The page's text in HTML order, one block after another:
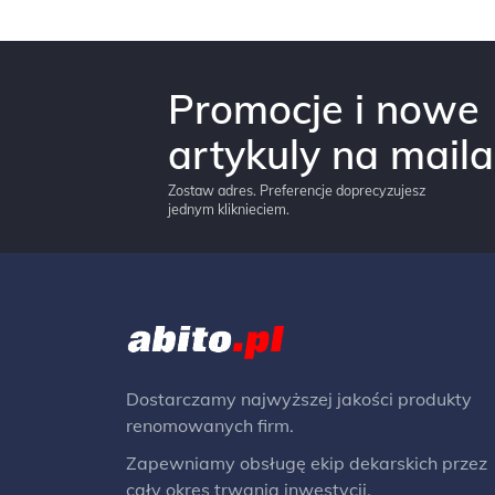
Promocje i nowe
artykuly na
Zostaw adres. Preferencje doprecyzujesz
jednym kliknieciem.
Dostarczamy najwyższej jakości produkty
renomowanych firm.
Zapewniamy obsługę ekip dekarskich przez
cały okres trwania inwestycji.